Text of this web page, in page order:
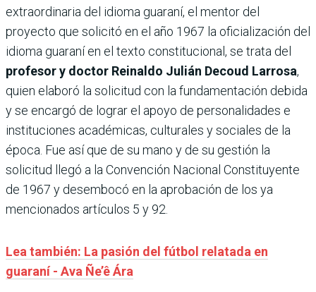
extraordinaria del idioma guaraní, el mentor del
proyecto que solicitó en el año 1967 la oficialización del
idioma guaraní en el texto constitucional, se trata del
profesor y doctor Reinaldo Julián Decoud Larrosa,
quien elaboró la solicitud con la fundamentación debida
y se encargó de lograr el apoyo de personalidades e
instituciones académicas, culturales y sociales de la
época. Fue así que de su mano y de su gestión la
solicitud llegó a la Convención Nacional Constituyente
de 1967 y desembocó en la aprobación de los ya
mencionados artículos 5 y 92.
Lea también: La pasión del fútbol relatada en
guaraní - Ava Ñe’ê Ára